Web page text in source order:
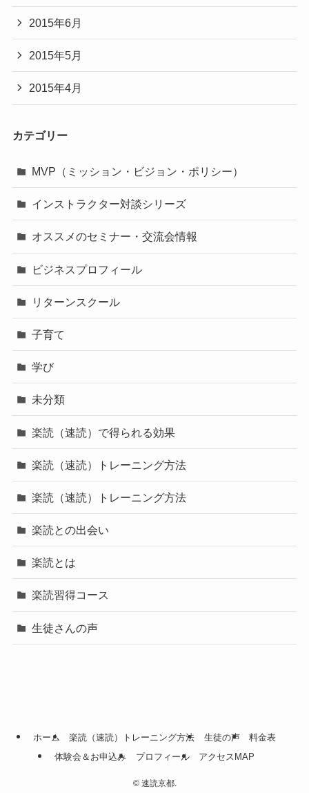
2015年6月
2015年5月
2015年4月
カテゴリー
MVP（ミッション・ビジョン・ポリシー）
インストラクター対談シリーズ
オススメのセミナー・交流会情報
ビジネスプロフィール
リターンスクール
子育て
学び
未分類
楽読（速読）で得られる効果
楽読（速読）トレーニング方法
楽読（速読）トレーニング方法
楽読との出会い
楽読とは
楽読習得コース
生徒さんの声
ホーム 楽読（速読）トレーニング方法 生徒の声
料金表
体験会＆お申込み
プロフィール アクセスMAP
©速読京都.